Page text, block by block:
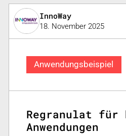
InnoWay
18. November 2025
Anwendungsbeispiel
Regranulat für
Anwendungen